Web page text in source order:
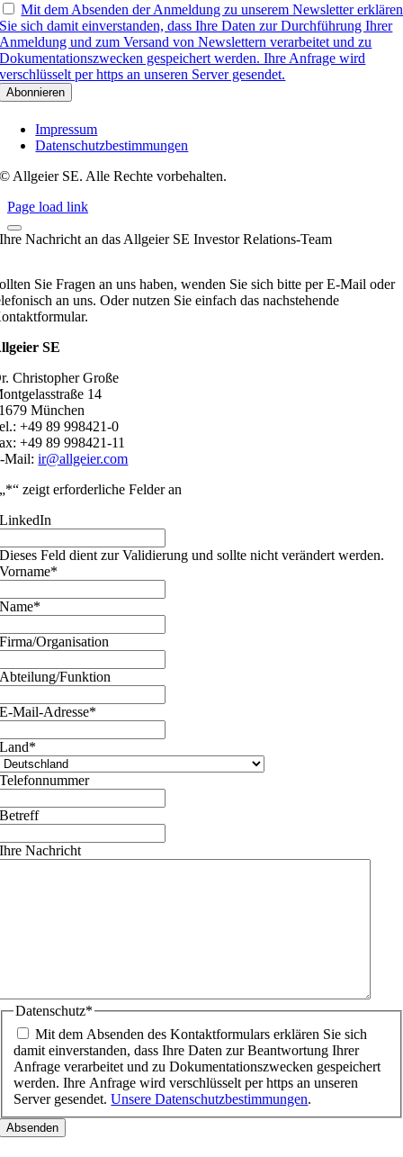
Mit dem Absenden der Anmeldung zu unserem Newsletter erklären
Sie sich damit einverstanden, dass Ihre Daten zur Durchführung Ihrer
Anmeldung und zum Versand von Newslettern verarbeitet und zu
Dokumentationszwecken gespeichert werden. Ihre Anfrage wird
verschlüsselt per https an unseren Server gesendet.
Impressum
Datenschutzbestimmungen
© Allgeier SE. Alle Rechte vorbehalten.
Page load link
Ihre Nachricht an das Allgeier SE Investor Relations-Team
Sie Fragen an uns haben, wenden Sie sich bitte per E-Mail oder
an uns. Oder nutzen Sie einfach das nachstehende
SE
Christopher Große
14
München
+49 89 998421-0
+49 89 998421-11
Mail:ir@allgeier.com
„*“ zeigt erforderliche Felder an
LinkedIn
Dieses Feld dient zur Validierung und sollte nicht verändert werden.
Vorname*
Name*
Firma/Organisation
Abteilung/Funktion
E-Mail-Adresse*
Land*
Telefonnummer
Betreff
Ihre Nachricht
Datenschutz*
Mit dem Absenden des Kontaktformulars erklären Sie sich
damit einverstanden, dass Ihre Daten zur Beantwortung Ihrer
Anfrage verarbeitet und zu Dokumentationszwecken gespeichert
werden. Ihre Anfrage wird verschlüsselt per https an unseren
Server gesendet.Unsere Datenschutzbestimmungen.